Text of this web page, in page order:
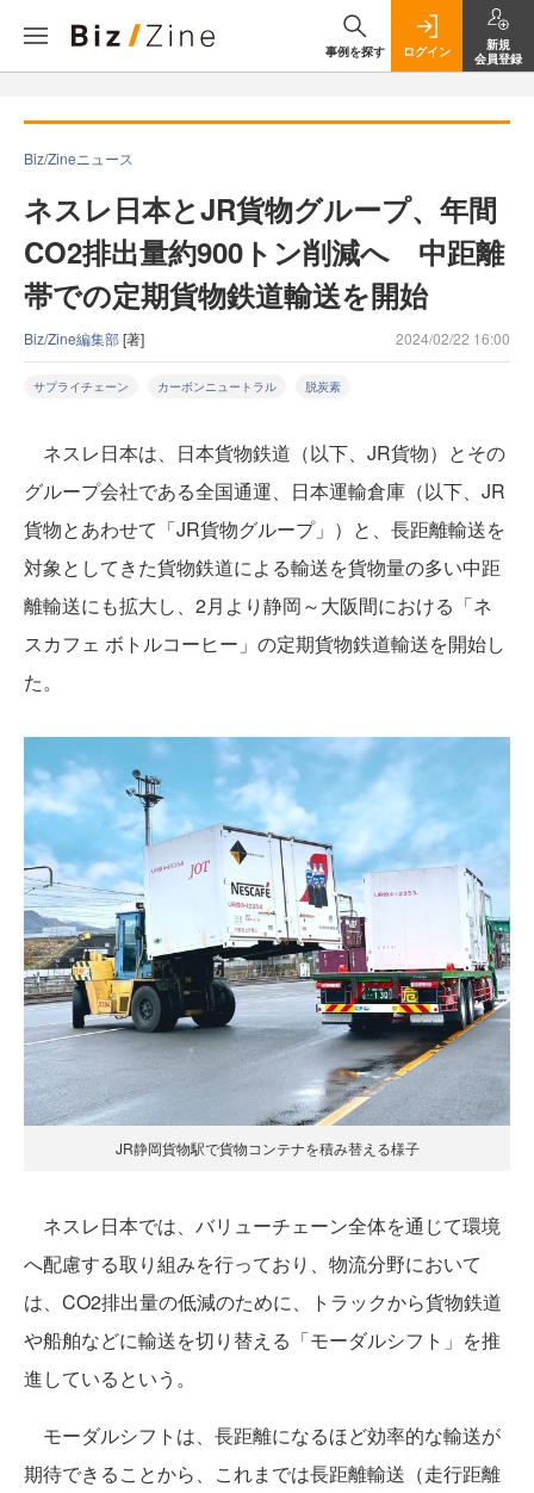
事例を探す ログイン
新規
会員登録
Biz/Zineニュース
ネスレ日本とJR貨物グループ、年間
CO2排出量約900トン削減へ 中距離
帯での定期貨物鉄道輸送を開始
Biz/Zine編集部[著] 2024/02/22 16:00
サプライチェーン カーボンニュートラル 脱炭素
ネスレ日本は、日本貨物鉄道（以下、JR貨物）とその
グループ会社である全国通運、日本運輸倉庫（以下、JR
貨物とあわせて「JR貨物グループ」）と、長距離輸送を
対象としてきた貨物鉄道による輸送を貨物量の多い中距
離輸送にも拡大し、2月より静岡～大阪間における「ネ
スカフェ ボトルコーヒー」の定期貨物鉄道輸送を開始し
た。
JR静岡貨物駅で貨物コンテナを積み替える様子
ネスレ日本では、バリューチェーン全体を通じて環境
へ配慮する取り組みを行っており、物流分野において
は、CO2排出量の低減のために、トラックから貨物鉄道
や船舶などに輸送を切り替える「モーダルシフト」を推
進しているという。
モーダルシフトは、長距離になるほど効率的な輸送が
期待できることから、これまでは長距離輸送（走行距離